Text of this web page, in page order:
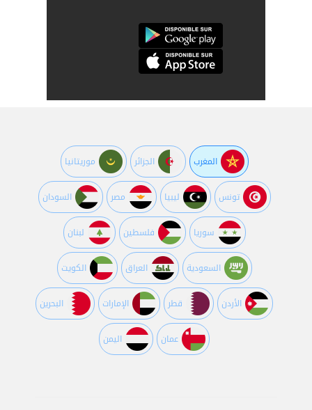
المغرب الجزائر موريتانيا
تونس ليبيا مصر السودان
سوريا فلسطين لبنان
السعودية العراق الكويت
اﻷردن قطر اﻹمارات البحرين
عمان اليمن